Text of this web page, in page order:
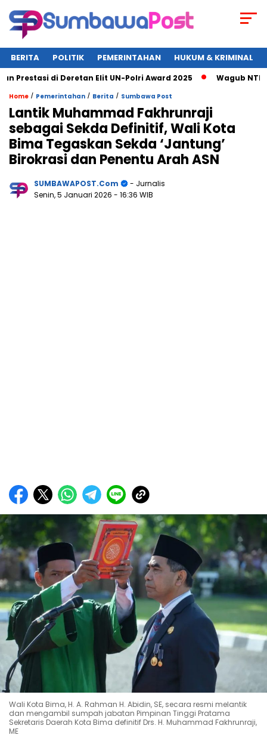
BERITA POLITIK PEMERINTAHAN HUKUM & KRIMINAL
di Deretan Elit UN-Polri Award 2025 Wagub NTB
Home / Pemerintahan / Berita / Sumbawa Post
Lantik Muhammad Fakhrunraji
sebagai Sekda Definitif, Wali Kota
Bima Tegaskan Sekda ‘Jantung’
Birokrasi dan Penentu Arah ASN
SUMBAWAPOST.com
- Jurnalis
Senin, 5 Januari 2026 - 16:36 WIB
Wali Kota Bima, H. A. Rahman H. Abidin, SE, secara resmi melantik
dan mengambil sumpah jabatan Pimpinan Tinggi Pratama
Sekretaris Daerah Kota Bima definitif Drs. H. Muhammad Fakhrunraji,
ME